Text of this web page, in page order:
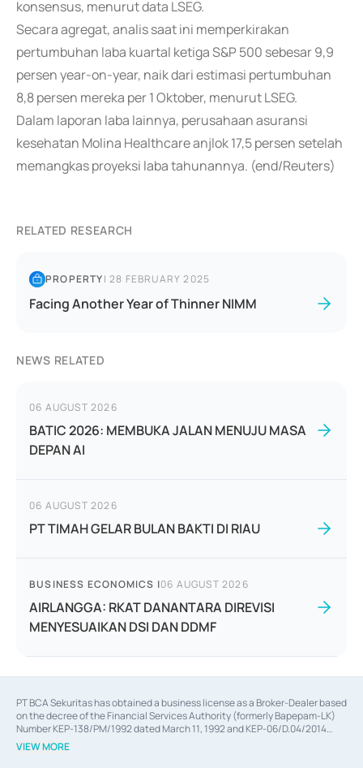
konsensus, menurut data LSEG.
Secara agregat, analis saat ini memperkirakan
pertumbuhan laba kuartal ketiga S&P 500 sebesar 9,9
persen year-on-year, naik dari estimasi pertumbuhan
8,8 persen mereka per 1 Oktober, menurut LSEG.
Dalam laporan laba lainnya, perusahaan asuransi
kesehatan Molina Healthcare anjlok 17,5 persen setelah
memangkas proyeksi laba tahunannya. (end/Reuters)
RELATED RESEARCH
PROPERTY|28 FEBRUARY 2025
Facing Another Year of Thinner NIMM
NEWS RELATED
06 AUGUST 2026
BATIC 2026: MEMBUKA JALAN MENUJU MASA
DEPAN AI
06 AUGUST 2026
PT TIMAH GELAR BULAN BAKTI DI RIAU
BUSINESS ECONOMICS |06 AUGUST 2026
AIRLANGGA: RKAT DANANTARA DIREVISI
MENYESUAIKAN DSI DAN DDMF
PT BCA Sekuritas has obtained a business license as a Broker-Dealer based
on the decree of the Financial Services Authority (formerly Bapepam-LK)
Number KEP-138/PM/1992 dated March 11, 1992 and KEP-06/D.04/2014
dated February 28, 2014, a business license as an Underwriter based on the
decree of the Financial Services Authority Number KEP-12/PM/PEE/1997
VIEW MORE